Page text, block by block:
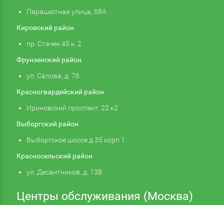
Парашютная улица, 68А
Кировский район
пр. Стачек 45 к. 2
Фрунзенский район
ул. Салова, д. 76
Красногвардейский район
Ириновский проспект, 22 к2
Выборгский район
Выборгское шоссе д 35 корп 1
Красносельский район
ул. Десантников, д. 13В
Центры обслуживания (Москва)